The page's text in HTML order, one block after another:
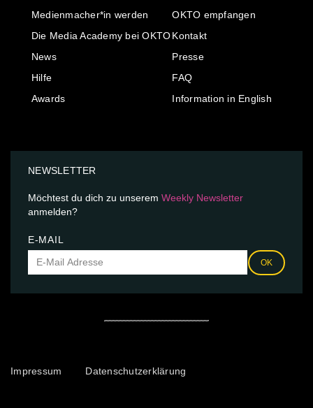
Medienmacher*in werden
Die Media Academy bei OKTO
News
Hilfe
Awards
OKTO empfangen
Kontakt
Presse
FAQ
Information in English
NEWSLETTER
Möchtest du dich zu unserem Weekly Newsletter
anmelden?
E-MAIL
OK
Impressum Datenschutzerklärung